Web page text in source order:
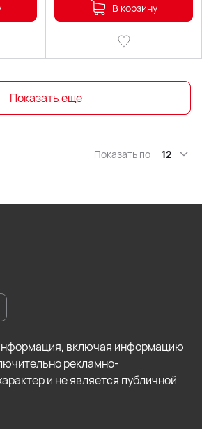
В корзину
Показать еще
Показать по: 12
включая информацию
рекламно-
и не является публичной